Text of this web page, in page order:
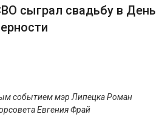
сыграл свадьбу в День
событием мэр Липецка Роман
Евгения Фрай